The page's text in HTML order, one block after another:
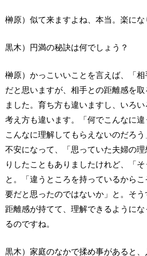
榊原）似て来ますよね、本当。楽にな
黒木）円満の秘訣は何でしょう？
榊原）かっこいいことを言えば、「相
だと思いますが、相手との距離感を取
ました。育ち方も違いますし、いろ
考え方も違います。「何でこんなに
こんなに理解してもらえないのだろう
不安になって、「思っていた夫婦の
りしたこともありましたけれど、「そ
と。「違うところを持っているから
要だと思ったのではないか」と。そ
距離感が持てて、理解できるように
るのですね。
黒木）家庭のなかで揉め事があると